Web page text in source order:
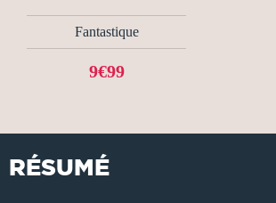
Fantastique
9€99
RÉSUMÉ